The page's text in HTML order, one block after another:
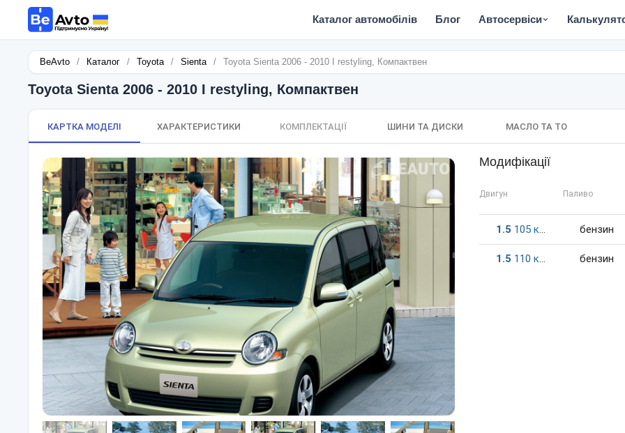
Каталог автомобілів Блог Автосервіси
BeAvto / Каталог / Toyota / Sienta / Toyota Sienta 2006 - 2010 I restyling, Компактвен
Toyota Sienta 2006 - 2010 I restyling, Компактвен
КАРТКА МОДЕЛІ ХАРАКТЕРИСТИКИ КОМПЛЕКТАЦІЇ ШИНИ ТА ДИСКИ МАСЛО ТА ТО
Модифікації
Двигун Паливо
1.5 105 к.c. бензин
1.5 110 к.c. бензин